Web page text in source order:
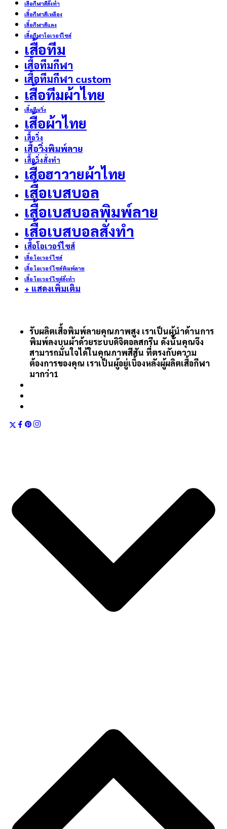
เสื้อกีฬาสีสั่งทำ
เสื้อกีฬาสีเหลือง
เสื้อกีฬาสีแดง
เสื้อกีฬาโอเวอร์ไซส์
เสื้อทีม
เสื้อทีมกีฬา
เสื้อทีมกีฬา custom
เสื้อทีมผ้าไทย
เสื้อทีมวิ่ง
เสื้อผ้าไทย
เสื้อวิ่ง
เสื้อวิ่งพิมพ์ลาย
เสื้อวิ่งสั่งทำ
เสื้อฮาวายผ้าไทย
เสื้อเบสบอล
เสื้อเบสบอลพิมพ์ลาย
เสื้อเบสบอลสั่งทำ
เสื้อโอเวอร์ไซส์
เสื้อ โอเวอร์ ไซส์
เสื้อ โอเวอร์ ไซส์พิมพ์ลาย
เสื้อ โอเวอร์ ไซส์สั่งทำ
+ แสดงเพิ่มเติม
รับผลิตเสื้อพิมพ์ลายคุณภาพสูง เราเป็นผู้นำด้านการ
พิมพ์ลงบนผ้าด้วยระบบดิจิตอลสกรีน ดังนั้นคุณจึง
สามารถมั่นใจได้ในคุณภาพสีสัน ที่ตรงกับความ
ต้องการของคุณ เราเป็นผู้อยู่เบื้องหลังผู้ผลิตเสื้อกีฬา
มากว่า1